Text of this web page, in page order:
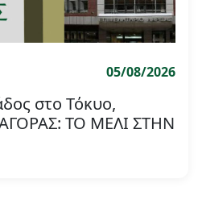
05/08/2026
στο Τόκυο,
ΤΟ ΜΕΛΙ ΣΤΗΝ